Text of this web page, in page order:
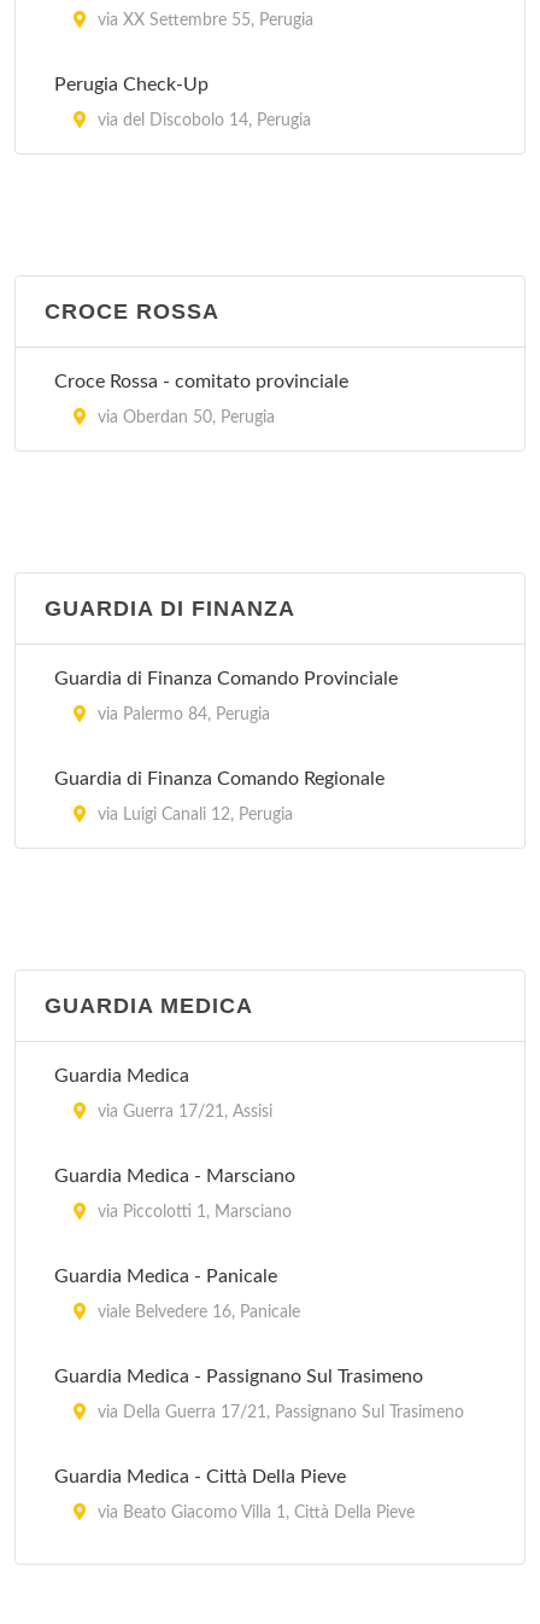
via XX Settembre 55, Perugia
Perugia Check-Up
via del Discobolo 14, Perugia
CROCE ROSSA
Croce Rossa - comitato provinciale
via Oberdan 50, Perugia
GUARDIA DI FINANZA
Guardia di Finanza Comando Provinciale
via Palermo 84, Perugia
Guardia di Finanza Comando Regionale
via Luigi Canali 12, Perugia
GUARDIA MEDICA
Guardia Medica
via Guerra 17/21, Assisi
Guardia Medica - Marsciano
via Piccolotti 1, Marsciano
Guardia Medica - Panicale
viale Belvedere 16, Panicale
Guardia Medica - Passignano Sul Trasimeno
via Della Guerra 17/21, Passignano Sul Trasimeno
Guardia Medica - Città Della Pieve
via Beato Giacomo Villa 1, Città Della Pieve